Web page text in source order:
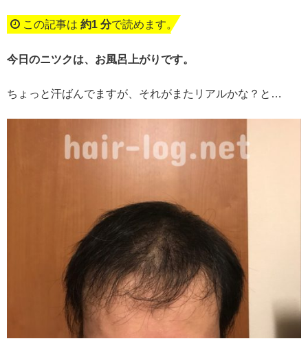
この記事は 約1 分で読めます。
今日のニツクは、お風呂上がりです。
ちょっと汗ばんでますが、それがまたリアルかな？と…